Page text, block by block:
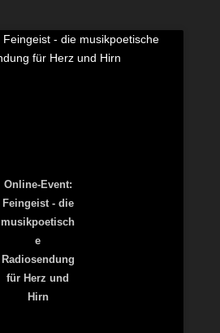
Online-Event:
Feingeist - die
musikpoetisch
e
Radiosendung
für Herz und
Hirn